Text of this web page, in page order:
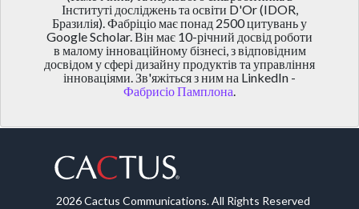
Інституті досліджень та освіти D'Or (IDOR,
Бразилія). Фабріціо має понад 2500 цитувань у
Google Scholar. Він має 10-річний досвід роботи
в малому інноваційному бізнесі, з відповідним
досвідом у сфері дизайну продуктів та управління
інноваціями. Зв'яжіться з ним на LinkedIn -
Фабрисіо Памплона.
2026 Cactus Communications. All Rights Reserved